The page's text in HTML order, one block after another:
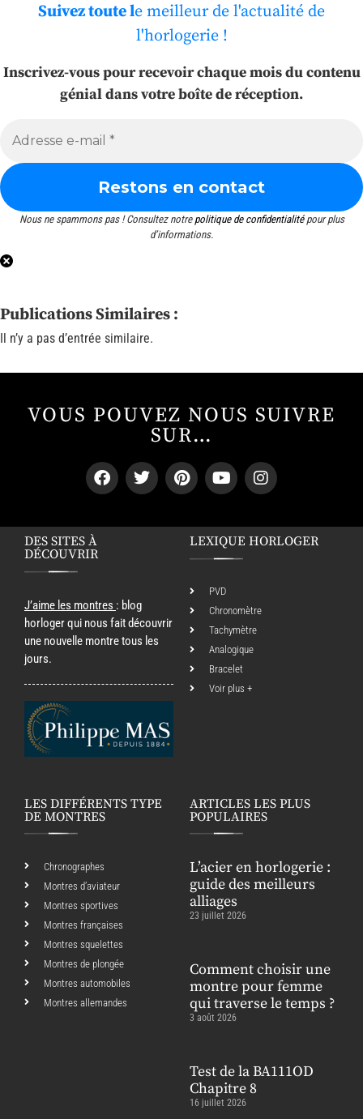
Suivez toute le meilleur de l'actualité de
l'horlogerie !
Inscrivez-vous pour recevoir chaque mois du contenu
génial dans votre boîte de réception.
Nous ne spammons pas ! Consultez notre politique de confidentialitépour plus
d’informations.
Publications Similaires :
Il n’y a pas d’entrée similaire.
VOUS POUVEZ NOUS SUIVRE
SUR…
DES SITES À
DÉCOUVRIR
J’aime les montres : blog
horloger qui nous fait découvrir
une nouvelle montre tous les
jours.
LEXIQUE HORLOGER
PVD
Chronomètre
Tachymètre
Analogique
Bracelet
Voir plus +
LES DIFFÉRENTS TYPE
DE MONTRES
Chronographes
Montres d’aviateur
Montres sportives
Montres françaises
Montres squelettes
Montres de plongée
Montres automobiles
Montres allemandes
ARTICLES LES PLUS
POPULAIRES
L’acier en horlogerie :
guide des meilleurs
alliages
23 juillet 2026
Comment choisir une
montre pour femme
qui traverse le temps ?
3 août 2026
Test de la BA111OD
Chapitre 8
16 juillet 2026